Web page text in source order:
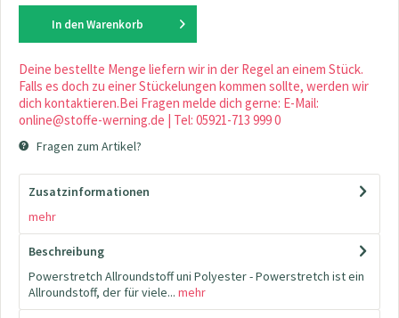
In den Warenkorb
Deine bestellte Menge liefern wir in der Regel an einem Stück.
Falls es doch zu einer Stückelungen kommen sollte, werden wir
dich kontaktieren.Bei Fragen melde dich gerne: E-Mail:
online@stoffe-werning.de | Tel: 05921-713 999 0
Fragen zum Artikel?
Zusatzinformationen
mehr
Beschreibung
Powerstretch Allroundstoff uni Polyester - Powerstretch ist ein
Allroundstoff, der für viele... mehr